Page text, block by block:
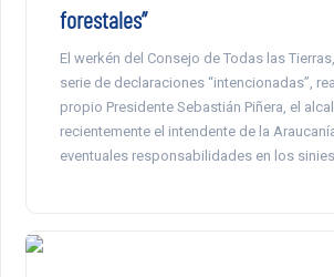
forestales”
El werkén del Consejo de Todas las
serie de declaraciones “intencionadas”,
propio Presidente Sebastián Piñera, el
recientemente el intendente de la
eventuales responsabilidades en los